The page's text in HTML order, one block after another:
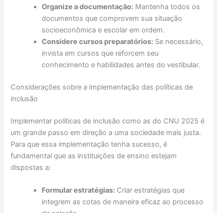
Organize a documentação: Mantenha todos os
documentos que comprovem sua situação
socioeconômica e escolar em ordem.
Considere cursos preparatórios: Se necessário,
invista em cursos que reforcem seu
conhecimento e habilidades antes do vestibular.
Considerações sobre a implementação das políticas de
inclusão
Implementar políticas de inclusão como as do CNU 2025 é
um grande passo em direção a uma sociedade mais justa.
Para que essa implementação tenha sucesso, é
fundamental que as instituições de ensino estejam
dispostas a:
Formular estratégias: Criar estratégias que
integrem as cotas de maneira eficaz ao processo